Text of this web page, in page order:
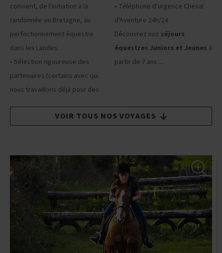
convient, de l'initiation à la
randonnée en Bretagne, au
perfectionnement équestre
dans les Landes.
• Sélection rigoureuse des
partenaires (certains avec qui
nous travaillons déjà pour des
• Téléphone d'urgence Cheval
d'Aventure 24h/24
Découvrez nos séjours
équestres Juniors et Jeunes à
partir de 7 ans ...
VOIR TOUS NOS VOYAGES